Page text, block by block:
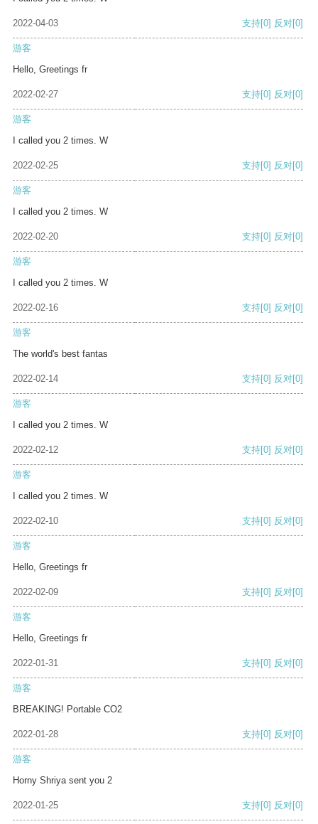
2022-04-03 支持[0] 反对[0]
游客
Hello, Greetings fr
2022-02-27 支持[0] 反对[0]
游客
I called you 2 times. W
2022-02-25 支持[0] 反对[0]
游客
I called you 2 times. W
2022-02-20 支持[0] 反对[0]
游客
I called you 2 times. W
2022-02-16 支持[0] 反对[0]
游客
The world's best fantas
2022-02-14 支持[0] 反对[0]
游客
I called you 2 times. W
2022-02-12 支持[0] 反对[0]
游客
I called you 2 times. W
2022-02-10 支持[0] 反对[0]
游客
Hello, Greetings fr
2022-02-09 支持[0] 反对[0]
游客
Hello, Greetings fr
2022-01-31 支持[0] 反对[0]
游客
BREAKING! Portable CO2
2022-01-28 支持[0] 反对[0]
游客
Horny Shriya sent you 2
2022-01-25 支持[0] 反对[0]